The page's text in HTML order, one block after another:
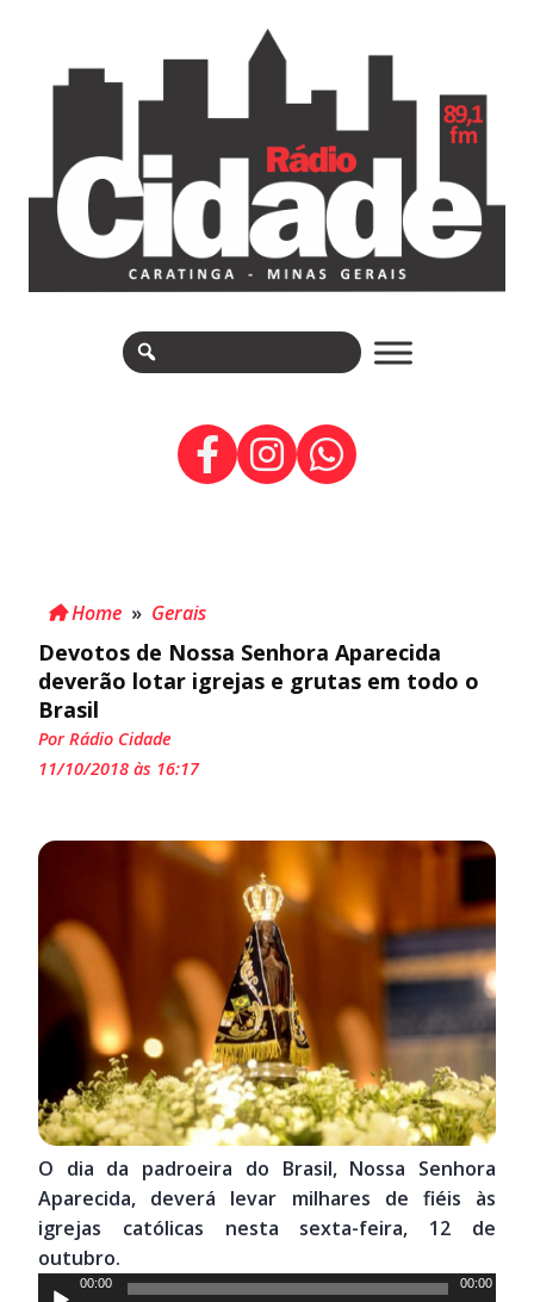
Home » Gerais
Devotos de Nossa Senhora Aparecida
deverão lotar igrejas e grutas em todo o
Brasil
Por Rádio Cidade
11/10/2018 às 16:17
O dia da padroeira do Brasil, Nossa Senhora
Aparecida, deverá levar milhares de fiéis às
igrejas católicas nesta sexta-feira, 12 de
outubro.
Tocador
00:00 00:00